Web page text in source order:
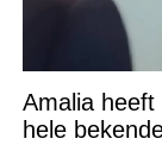
Amalia
hele